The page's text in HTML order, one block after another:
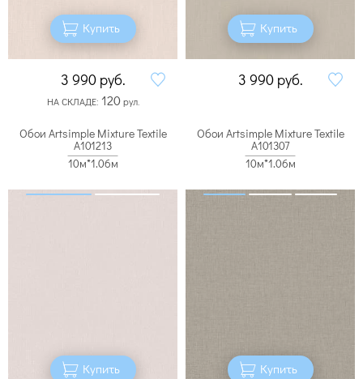
Купить
3 990 руб.
НА СКЛАДЕ: 120рул.
Купить
3 990 руб.
Обои Artsimple Mixture Textile
A101213
10м*1.06м
Купить
Обои Artsimple Mixture Textile
A101307
10м*1.06м
Купить